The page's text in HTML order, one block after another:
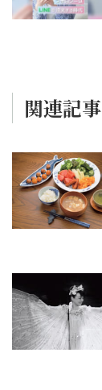
関連記事